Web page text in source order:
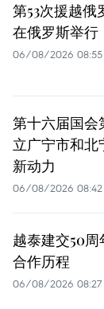
第53次援越俄
在俄罗斯举行
06/08/2026 08:55
第十六届国会
立广宁市和
新动力
06/08/2026 08:42
越泰建交50
合作历程
06/08/2026 08:27